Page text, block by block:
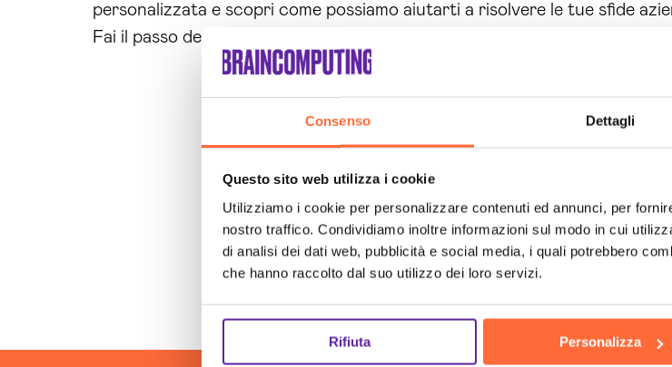
Consenso Dettagli
Questo sito web utilizza i cookie
Utilizziamo i cookie per personalizzare contenuti ed annunci, per
nostro traffico. Condividiamo inoltre informazioni sul modo in cui
di analisi dei dati web, pubblicità e social media, i quali potrebbero
che hanno raccolto dal suo utilizzo dei loro servizi.
Rifiuta Personalizza
personalizzata e scopri come possiamo aiutarti a risolvere le tue sfide
Fai il passo decisivo verso l’innovazione e il miglioramento. Siamo qui per